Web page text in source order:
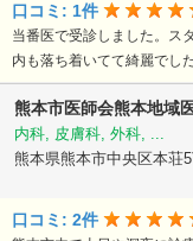
口コミ: 1件
当番医で受診しました。ス
内も落ち着いてて綺麗でし
熊本市医師会熊本地域
内科, 皮膚科, 外科, ...
熊本県熊本市中央区本荘
口コミ: 2件